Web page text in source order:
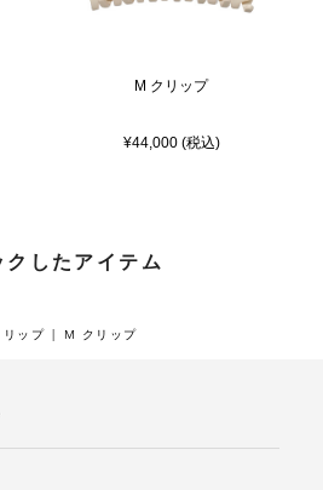
M クリップ
¥44,000 (税込)
クしたアイテム
リップ M クリップ